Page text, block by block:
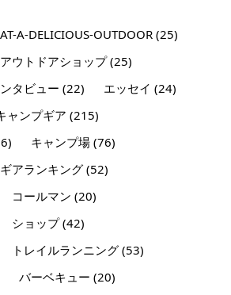
A-DELICIOUS-OUTDOOR(25)
アウトドアショップ(25)
タビュー (22) エッセイ (24)
ャンプギア (215)
キャンプ場(76)
ギアランキング(52)
コールマン (20)
ショップ(42)
トレイルランニング(53)
バーベキュー (20)